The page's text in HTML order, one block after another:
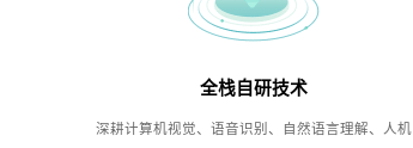
全栈自研技术
深耕计算机视觉、语音识别、自然语言理解、人机